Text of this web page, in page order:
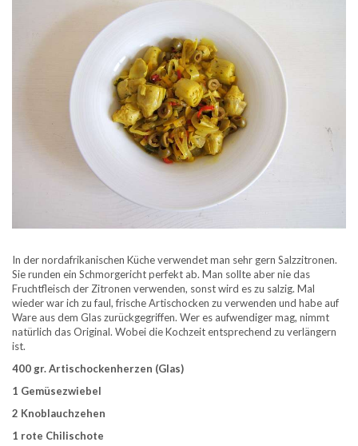
In der nordafrikanischen Küche verwendet man sehr gern Salzzitronen.
Sie runden ein Schmorgericht perfekt ab. Man sollte aber nie das
Fruchtfleisch der Zitronen verwenden, sonst wird es zu salzig. Mal
wieder war ich zu faul, frische Artischocken zu verwenden und habe auf
Ware aus dem Glas zurückgegriffen. Wer es aufwendiger mag, nimmt
natürlich das Original. Wobei die Kochzeit entsprechend zu verlängern
ist.
400 gr. Artischockenherzen (Glas)
1 Gemüsezwiebel
2 Knoblauchzehen
1 rote Chilischote